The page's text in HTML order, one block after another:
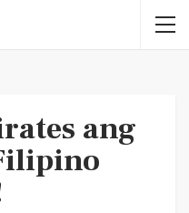
ang